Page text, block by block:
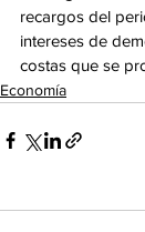
recargos del
intereses de
costas que se
Economía